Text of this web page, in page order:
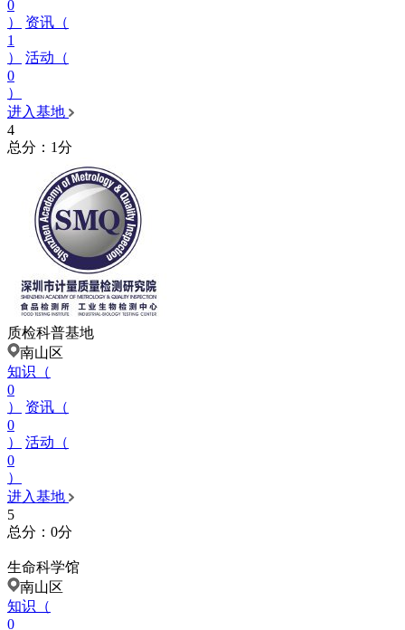
0
）
资讯（
1
）
活动（
0
）
进入基地
4
总分：1分
质检科普基地
南山区
知识（
0
）
资讯（
0
）
活动（
0
）
进入基地
5
总分：0分
生命科学馆
南山区
知识（
0